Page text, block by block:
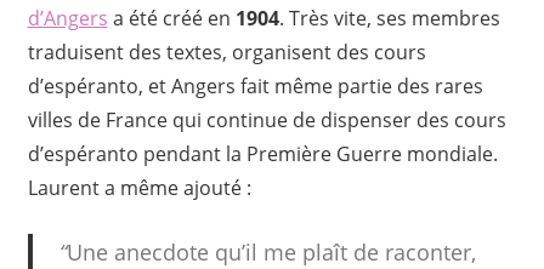
d’Angers a été créé en 1904. Très vite, ses membres
traduisent des textes, organisent des cours
d’espéranto, et Angers fait même partie des rares
villes de France qui continue de dispenser des cours
d’espéranto pendant la Première Guerre mondiale.
Laurent a même ajouté :
“Une anecdote qu’il me plaît de raconter,